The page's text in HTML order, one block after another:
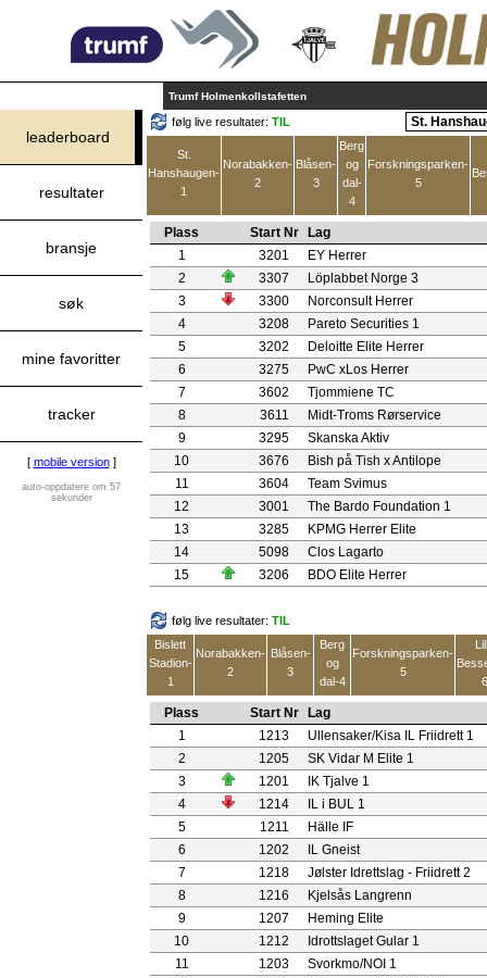
Trumf Holmenkollstafetten
leaderboard
resultater
bransje
søk
mine favoritter
tracker
[ mobile version]
auto-oppdatere om 57
sekunder
følg live resultater: TIL
St.
Hanshaugen-
1
Norabakken-
2
Blåsen-
3
Berg
og
dal-
4
Forskningsparken-
5
Plass Start Nr
Lag
1
3201
EY Herrer
2
3307
Löplabbet Norge 3
3
3300
Norconsult Herrer
4
3208
Pareto Securities 1
5
3202
Deloitte Elite Herrer
6
3275
PwC xLos Herrer
7
3602
Tjommiene TC
8
3611
Midt-Troms Rørservice
9
3295
Skanska Aktiv
10
3676
Bish på Tish x Antilope
11
3604
Team Svimus
12
3001
The Bardo Foundation 1
13
3285
KPMG Herrer Elite
14
5098
Clos Lagarto
15
3206 BDO Elite Herrer
følg live resultater: TIL
Bislett
Stadion-
1
Norabakken-
2
Blåsen-
3
Berg
og
dal-4
Forskningsparken-
5
6
Plass Start Nr
Lag
1
1213
Ullensaker/Kisa IL Friidrett 1
2
1205
SK Vidar M Elite 1
3
1201
IK Tjalve 1
4
1214
IL i BUL 1
5
1211
Hälle IF
6
1202
IL Gneist
7
1218
Jølster Idrettslag - Friidrett 2
8
1216
Kjelsås Langrenn
9
1207
Heming Elite
10
1212
Idrottslaget Gular 1
11
1203
Svorkmo/NOI 1